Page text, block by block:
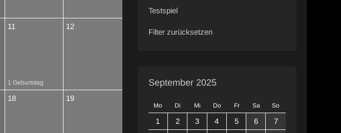
11
1 Geburtstag
12
18 19
Testspiel
Filter zurücksetzen
September 2025
Mo Di Mi Do Fr Sa So
1 2 3 4 5 6
7